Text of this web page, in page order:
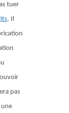
tuer
. Il
pas
une